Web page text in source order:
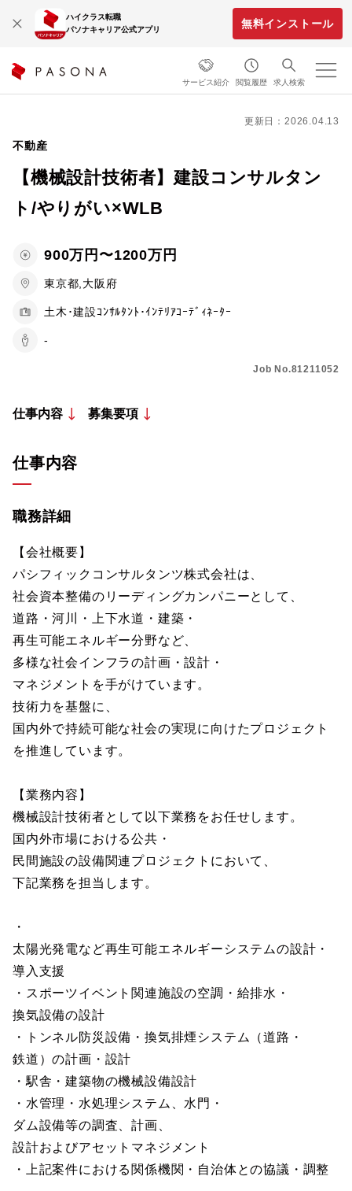
ハイクラス転職
パソナキャリア公式アプリ
無料インストール
サービス紹介 閲覧履歴 求人検索
更新日：2026.04.13
不動産
【機械設計技術者】建設コンサルタン
ト/やりがい×WLB
900万円〜1200万円
東京都,大阪府
土木･建設ｺﾝｻﾙﾀﾝﾄ･ｲﾝﾃﾘｱｺｰﾃﾞｨﾈｰﾀｰ
-
Job No.81211052
仕事内容 募集要項
仕事内容
職務詳細
【会社概要】
パシフィックコンサルタンツ株式会社は、
社会資本整備のリーディングカンパニーとして、
道路・河川・上下水道・建築・
再生可能エネルギー分野など、
多様な社会インフラの計画・設計・
マネジメントを手がけています。
技術力を基盤に、
国内外で持続可能な社会の実現に向けたプロジェクト
を推進しています。
【業務内容】
機械設計技術者として以下業務をお任せします。
国内外市場における公共・
民間施設の設備関連プロジェクトにおいて、
下記業務を担当します。
・
太陽光発電など再生可能エネルギーシステムの設計・
導入支援
・スポーツイベント関連施設の空調・給排水・
換気設備の設計
・トンネル防災設備・換気排煙システム（道路・
鉄道）の計画・設計
・駅舎・建築物の機械設備設計
・水管理・水処理システム、水門・
ダム設備等の調査、計画、
設計およびアセットマネジメント
・上記案件における関係機関・自治体との協議・調整